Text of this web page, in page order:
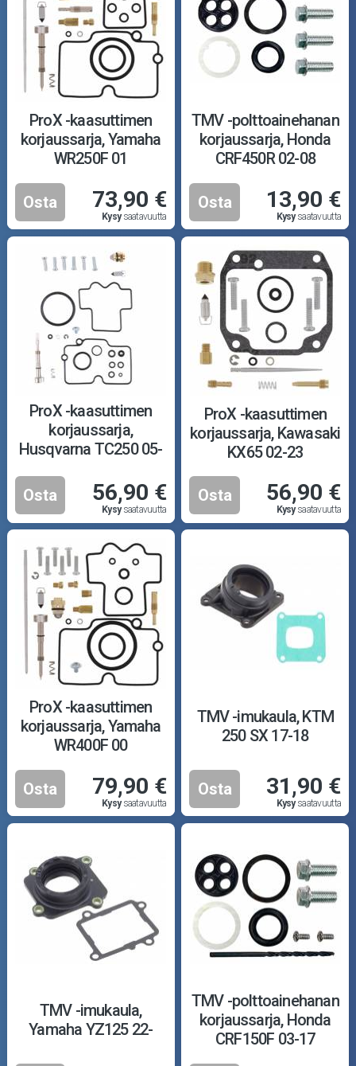
ProX -kaasuttimen
korjaussarja, Yamaha
WR250F 01
Osta 73,90 €
Kysysaatavuutta
TMV -polttoainehanan
korjaussarja, Honda
CRF450R 02-08
Osta 13,90 €
Kysysaatavuutta
ProX -kaasuttimen
korjaussarja,
Husqvarna TC250 05-
Osta
56,90 €
Kysysaatavuutta
ProX -kaasuttimen
korjaussarja, Kawasaki
KX65 02-23
Osta 56,90 €
Kysysaatavuutta
ProX -kaasuttimen
korjaussarja, Yamaha
WR400F 00
Osta 79,90 €
Kysysaatavuutta
TMV -imukaula, KTM
250 SX 17-18
Osta 31,90 €
Kysysaatavuutta
TMV -imukaula,
Yamaha YZ125 22-
TMV -polttoainehanan
korjaussarja, Honda
CRF150F 03-17